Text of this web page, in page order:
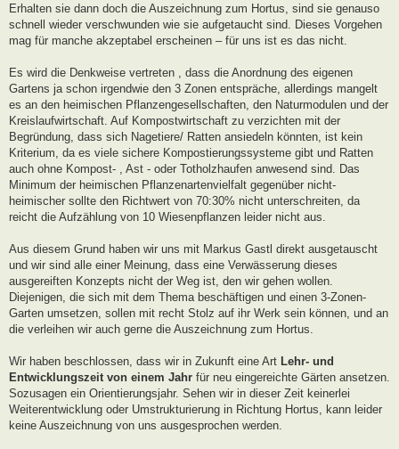
Erhalten sie dann doch die Auszeichnung zum Hortus, sind sie genauso
schnell wieder verschwunden wie sie aufgetaucht sind. Dieses Vorgehen
mag für manche akzeptabel erscheinen – für uns ist es das nicht.
Es wird die Denkweise vertreten , dass die Anordnung des eigenen
Gartens ja schon irgendwie den 3 Zonen entspräche, allerdings mangelt
es an den heimischen Pflanzengesellschaften, den Naturmodulen und der
Kreislaufwirtschaft. Auf Kompostwirtschaft zu verzichten mit der
Begründung, dass sich Nagetiere/ Ratten ansiedeln könnten, ist kein
Kriterium, da es viele sichere Kompostierungssysteme gibt und Ratten
auch ohne Kompost- , Ast - oder Totholzhaufen anwesend sind. Das
Minimum der heimischen Pflanzenartenvielfalt gegenüber nicht-
heimischer sollte den Richtwert von 70:30% nicht unterschreiten, da
reicht die Aufzählung von 10 Wiesenpflanzen leider nicht aus.
Aus diesem Grund haben wir uns mit Markus Gastl direkt ausgetauscht
und wir sind alle einer Meinung, dass eine Verwässerung dieses
ausgereiften Konzepts nicht der Weg ist, den wir gehen wollen.
Diejenigen, die sich mit dem Thema beschäftigen und einen 3-Zonen-
Garten umsetzen, sollen mit recht Stolz auf ihr Werk sein können, und an
die verleihen wir auch gerne die Auszeichnung zum Hortus.
Wir haben beschlossen, dass wir in Zukunft eine Art Lehr- und
Entwicklungszeit von einem Jahr für neu eingereichte Gärten ansetzen.
Sozusagen ein Orientierungsjahr. Sehen wir in dieser Zeit keinerlei
Weiterentwicklung oder Umstrukturierung in Richtung Hortus, kann leider
keine Auszeichnung von uns ausgesprochen werden.